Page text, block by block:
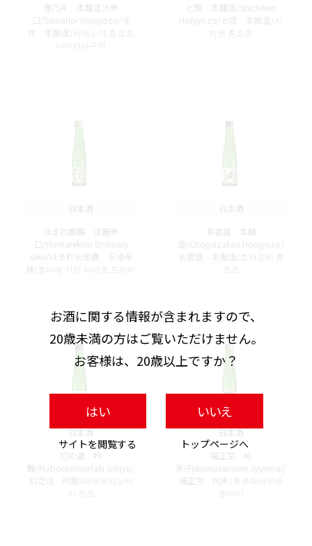
澤乃井 本醸造大辛
口/Sawanoi Honjyozo/泽
井 本酿造/사와노이 혼죠조
七賢 本醸造/Shichiken
Honjyozo/七贤 本酿造/시
日本酒
ほまれ麒麟 淡麗辛
口/Homarekirin Ordinary
sake/ほまれ长颈鹿 干净辛
辣/호마레 기린 라이트 드라이
日本酒
長者盛 本醸
造/Chojyazakari Honjyozo/
长者盛 本酿造/쵸자모리 혼
日本酒
幻の瀧 吟
醸/Maboroshinotaki Ginjyo/
幻之泷 吟酿/마보로시노타
日本酒
福正宗 純
米/Fukumasamune Jyunmai/
福正宗 纯米/후쿠마사무네
お酒に関する情報が含まれますので、
20歳未満の方はご覧いただけません。
お客様は、20歳以上ですか？
はい
サイトを閲覧する
いいえ
トップページへ